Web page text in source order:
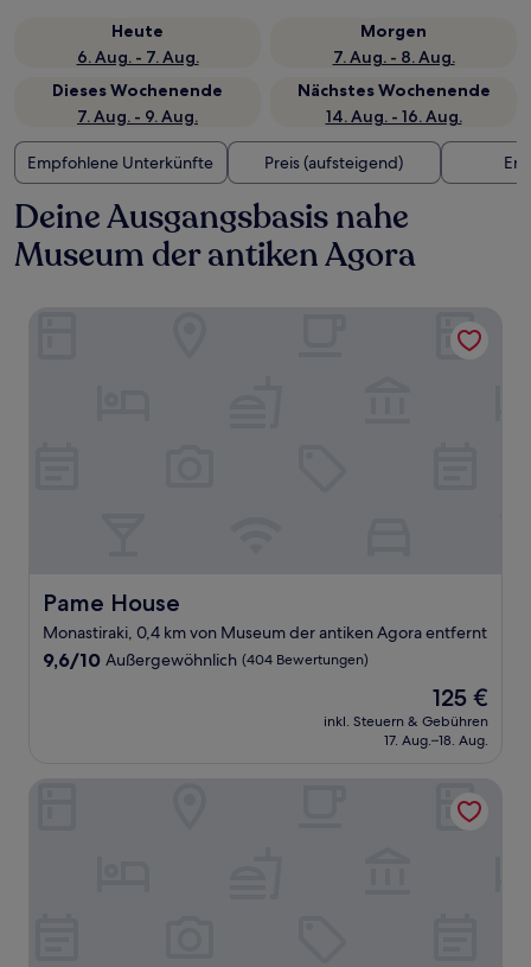
Heute
6. Aug. - 7. Aug.
Morgen
7. Aug. - 8. Aug.
Dieses Wochenende
7. Aug. - 9. Aug.
Nächstes Wochenende
14. Aug. - 16. Aug.
Empfohlene Unterkünfte Preis (aufsteigend)
Deine Ausgangsbasis nahe
Museum der antiken Agora
Pame House
Pame House
Monastiraki, 0,4 km von Museum der antiken Agora entfernt
9.6
9,6/10 Außergewöhnlich (404 Bewertungen)
Der
Preis
beträgt
125 €
inkl. Steuern & Gebühren
17. Aug.–18. Aug.